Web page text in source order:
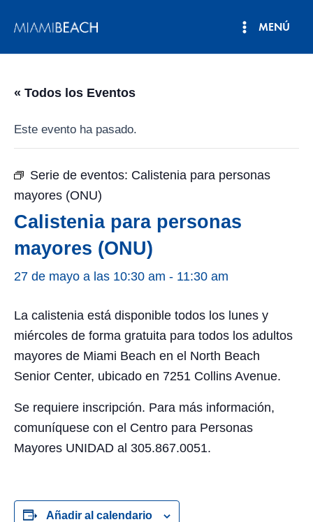
MENÚ
« Todos los Eventos
Este evento ha pasado.
Serie de eventos: Calistenia para personas
mayores (ONU)
Calistenia para personas
mayores (ONU)
27 de mayo a las 10:30 am - 11:30 am
La calistenia está disponible todos los lunes y
miércoles de forma gratuita para todos los adultos
mayores de Miami Beach en el North Beach
Senior Center, ubicado en 7251 Collins Avenue.
Se requiere inscripción. Para más información,
comuníquese con el Centro para Personas
Mayores UNIDAD al 305.867.0051.
Añadir al calendario